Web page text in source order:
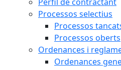
Processos selectius
Processos
Processos oberts
Ordenances i
Ordenances